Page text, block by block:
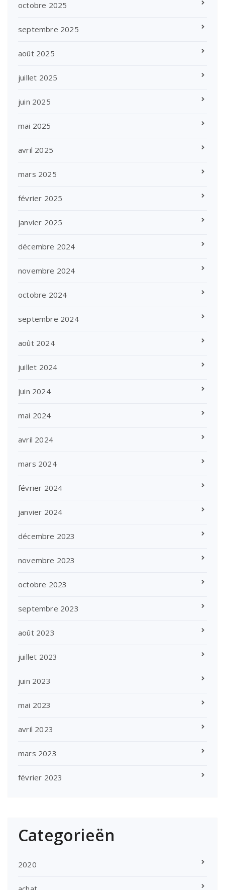
octobre 2025
septembre 2025
août 2025
juillet 2025
juin 2025
mai 2025
avril 2025
mars 2025
février 2025
janvier 2025
décembre 2024
novembre 2024
octobre 2024
septembre 2024
août 2024
juillet 2024
juin 2024
mai 2024
avril 2024
mars 2024
février 2024
janvier 2024
décembre 2023
novembre 2023
octobre 2023
septembre 2023
août 2023
juillet 2023
juin 2023
mai 2023
avril 2023
mars 2023
février 2023
Categorieën
2020